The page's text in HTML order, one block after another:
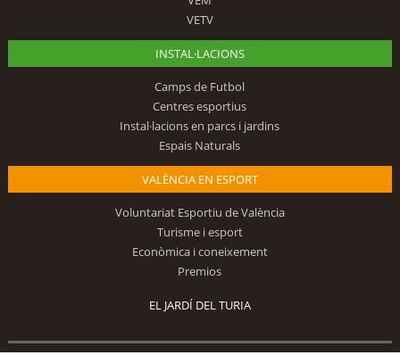
VETV
INSTAL·LACIONS
Camps de Futbol
Centres esportius
Instal·lacions en parcs i jardins
Espais Naturals
VALÈNCIA EN ESPORT
Voluntariat Esportiu de València
Turisme i esport
Econòmica i coneixement
Premios
EL JARDÍ DEL TURIA